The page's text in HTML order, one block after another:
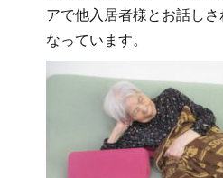
アで他入居者様とお話し
なっています。